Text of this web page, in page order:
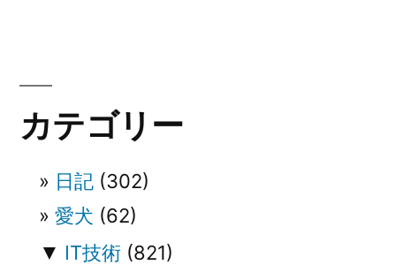
ー
シカテゴリー
日記 (302)
愛犬 (62)
▼ IT技術 (821)